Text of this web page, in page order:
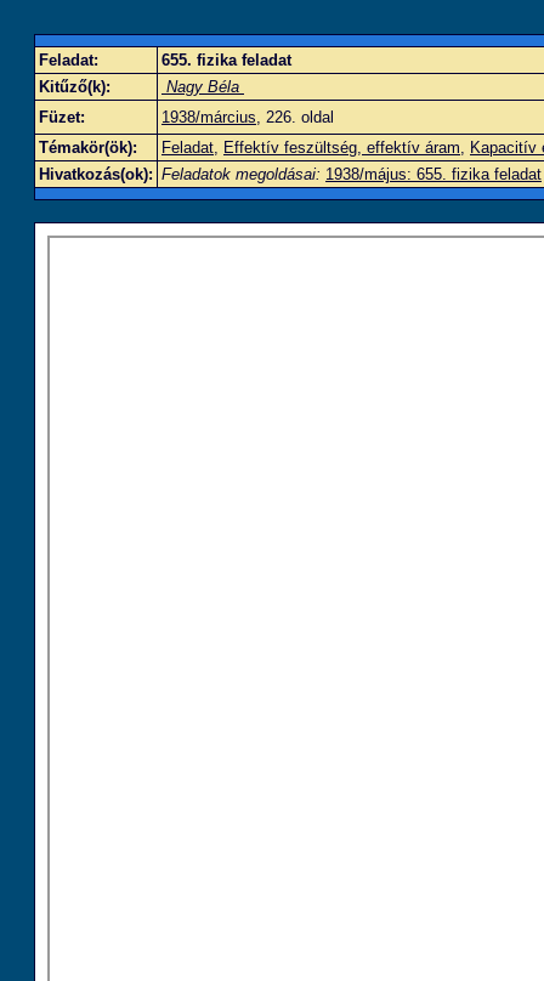
Feladat:
655. fizika feladat
Kitűző(k):
Nagy Béla
Füzet:
1938/március, 226. oldal
Témakör(ök):
Feladat, Effektív feszültség, effektív áram, Kapacitív
Hivatkozás(ok): Feladatok megoldásai: 1938/május: 655. fizika feladat